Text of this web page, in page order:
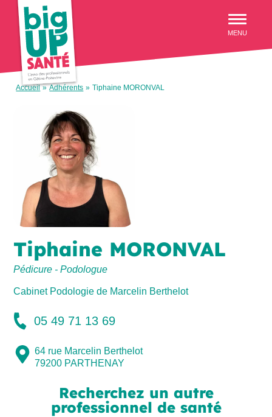
MENU
Accueil » Adhérents » Tiphaine MORONVAL
Tiphaine MORONVAL
Pédicure - Podologue
Cabinet Podologie de Marcelin Berthelot
05 49 71 13 69
64 rue Marcelin Berthelot
79200 PARTHENAY
Recherchez un autre
professionnel de santé